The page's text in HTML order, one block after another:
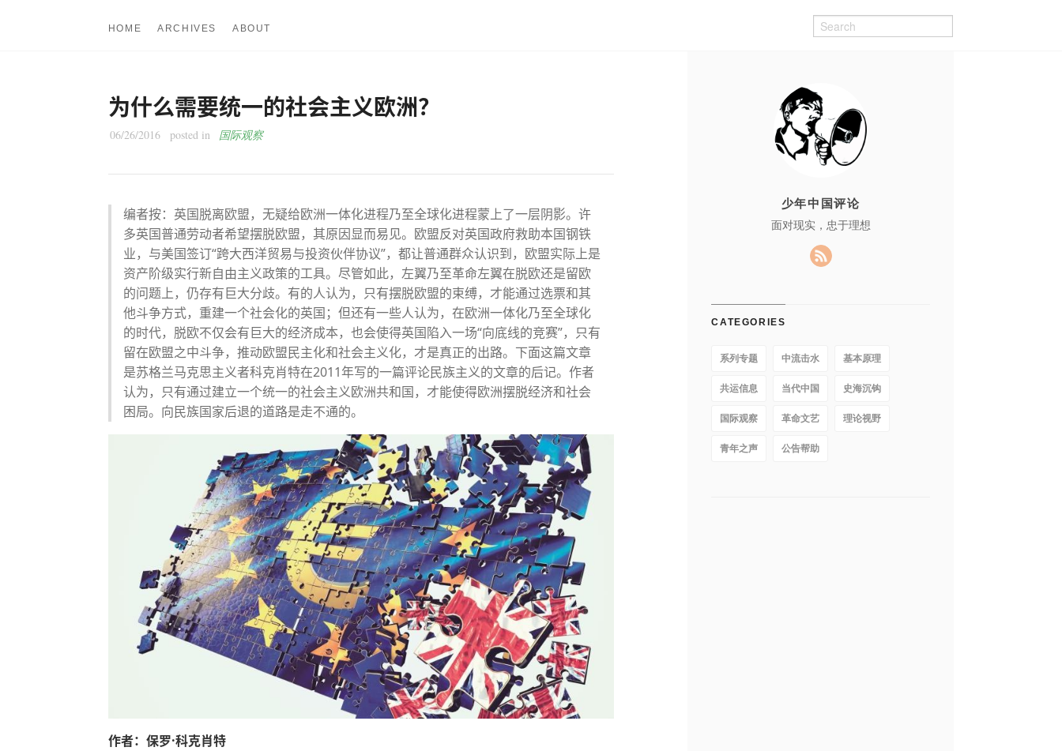
HOME ARCHIVES ABOUT
为什么需要统一的社会主义欧洲？
06/26/2016 posted in 国际观察
编者按：英国脱离欧盟，无疑给欧洲一体化进程乃至全球化进程蒙上了一层阴影。许
多英国普通劳动者希望摆脱欧盟，其原因显而易见。欧盟反对英国政府救助本国钢铁
业，与美国签订“跨大西洋贸易与投资伙伴协议”，都让普通群众认识到，欧盟实际上是
资产阶级实行新自由主义政策的工具。尽管如此，左翼乃至革命左翼在脱欧还是留欧
的问题上，仍存有巨大分歧。有的人认为，只有摆脱欧盟的束缚，才能通过选票和其
他斗争方式，重建一个社会化的英国；但还有一些人认为，在欧洲一体化乃至全球化
的时代，脱欧不仅会有巨大的经济成本，也会使得英国陷入一场“向底线的竞赛”，只有
留在欧盟之中斗争，推动欧盟民主化和社会主义化，才是真正的出路。下面这篇文章
是苏格兰马克思主义者科克肖特在2011年写的一篇评论民族主义的文章的后记。作者
认为，只有通过建立一个统一的社会主义欧洲共和国，才能使得欧洲摆脱经济和社会
困局。向民族国家后退的道路是走不通的。
作者：保罗·科克肖特
少年中国评论
面对现实，忠于理想
CATEGORIES
系列专题 中流击水 基本原理
共运信息 当代中国 史海沉钩
国际观察 革命文艺 理论视野
青年之声 公告帮助